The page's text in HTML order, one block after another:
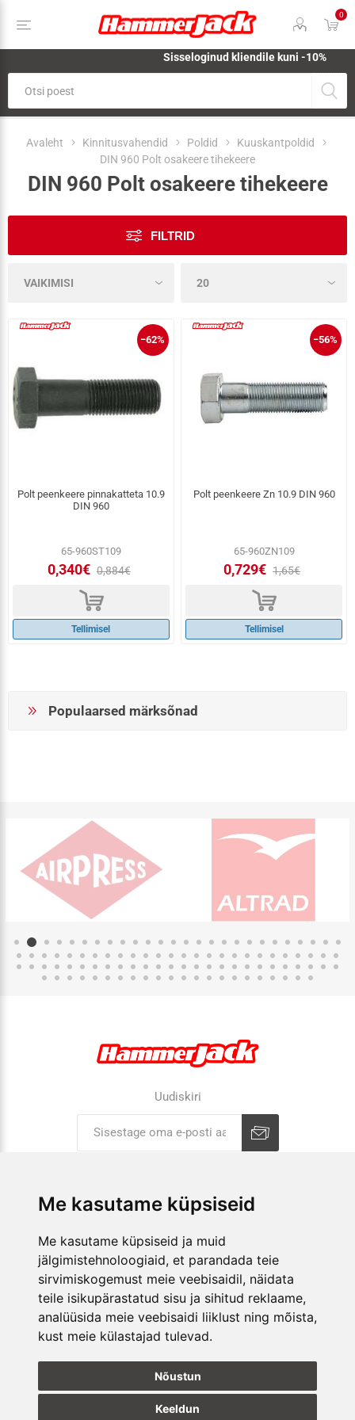
Me kasutame küpsiseid
Me kasutame küpsiseid ja muid
jälgimistehnoloogiaid, et parandada teie
sirvimiskogemust meie veebisaidil, näidata
teile isikupärastatud sisu ja sihitud reklaame,
analüüsida meie veebisaidi liiklust ning mõista,
kust meie külastajad tulevad.
Nõustun
Keeldun
0
Sisseloginud kliendile kuni -10%
Avaleht Kinnitusvahendid Poldid
Kuuskantpoldid
DIN 960 Polt osakeere tihekeere
DIN 960 Polt osakeere tihekeere
FILTRID
−62%
Polt peenkeere pinnakatteta 10.9
DIN 960
65-960ST109
0,340€ 0,884€
d
Tellimisel
−56%
Polt peenkeere Zn 10.9 DIN 960
65-960ZN109
0,729€ 1,65€
d
Tellimisel
Populaarsed märksõnad
Uudiskiri
E-POOD
KAUPLUSED